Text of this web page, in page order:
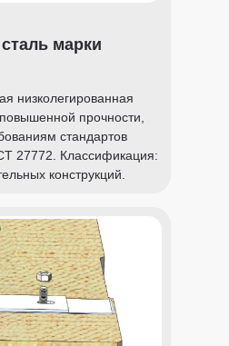
марки
низколегированная
прочности,
стандартов
27772. Классификация:
конструкций.